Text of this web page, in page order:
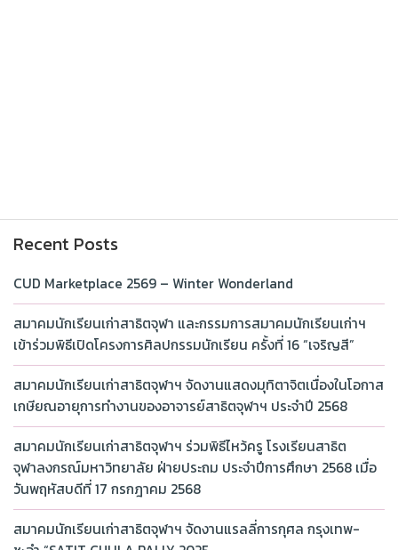
Recent Posts
CUD Marketplace 2569 – Winter Wonderland
สมาคมนักเรียนเก่าสาธิตจุฬา และกรรมการสมาคมนักเรียนเก่าฯ
เข้าร่วมพิธีเปิดโครงการศิลปกรรมนักเรียน ครั้งที่ 16 “เจริญสี”
สมาคมนักเรียนเก่าสาธิตจุฬาฯ จัดงานแสดงมุทิตาจิตเนื่องในโอกาส
เกษียณอายุการทำงานของอาจารย์สาธิตจุฬาฯ ประจำปี 2568
สมาคมนักเรียนเก่าสาธิตจุฬาฯ ร่วมพิธีไหว้ครู โรงเรียนสาธิต
จุฬาลงกรณ์มหาวิทยาลัย ฝ่ายประถม ประจำปีการศึกษา 2568 เมื่อ
วันพฤหัสบดีที่ 17 กรกฎาคม 2568
สมาคมนักเรียนเก่าสาธิตจุฬาฯ จัดงานแรลลี่การกุศล กรุงเทพ-